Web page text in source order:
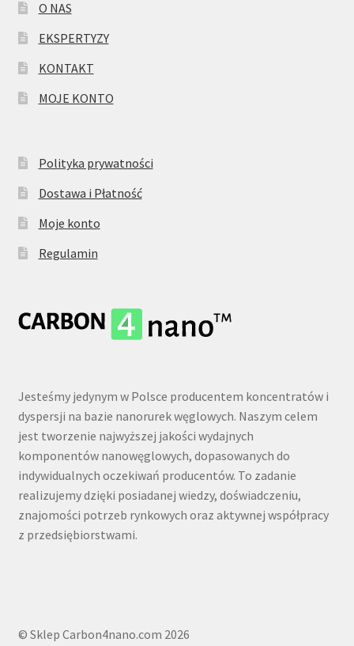
O NAS
EKSPERTYZY
KONTAKT
MOJE KONTO
Polityka prywatności
Dostawa i Płatność
Moje konto
Regulamin
Jesteśmy jedynym w Polsce producentem koncentratów i
dyspersji na bazie nanorurek węglowych. Naszym celem
jest tworzenie najwyższej jakości wydajnych
komponentów nanowęglowych, dopasowanych do
indywidualnych oczekiwań producentów. To zadanie
realizujemy dzięki posiadanej wiedzy, doświadczeniu,
znajomości potrzeb rynkowych oraz aktywnej współpracy
z przedsiębiorstwami.
© Sklep Carbon4nano.com 2026